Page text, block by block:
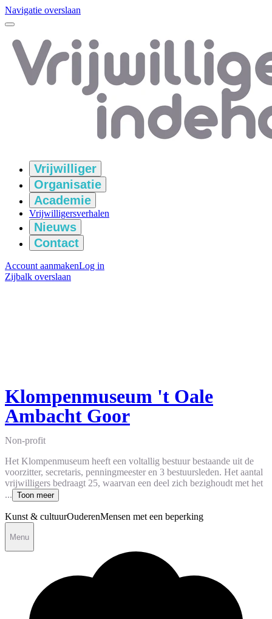
Navigatie overslaan
Vrijwilliger
Organisatie
Academie
Vrijwilligersverhalen
Nieuws
Contact
Account aanmakenLog in
Zijbalk overslaan
Klompenmuseum 't Oale
Ambacht Goor
Non-profit
Het Klompenmuseum heeft een voltallig bestuur bestaande uit de
voorzitter, secretaris, penningmeester en 3 bestuursleden. Het aantal
vrijwilligers bedraagt 25, waarvan een deel zich bezighoudt met het
... Toon meer
Kunst & cultuurOuderenMensen met een beperking
Menu